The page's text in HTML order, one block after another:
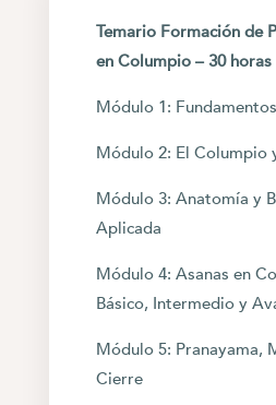
Temario Formación de
en Columpio – 30 horas
Módulo 1:
Módulo 2: El Columpio
Módulo 3: Anatomía y
Aplicada
Módulo 4: Asanas en
Básico, Intermedio y
Módulo 5: Pranayama,
Cierre